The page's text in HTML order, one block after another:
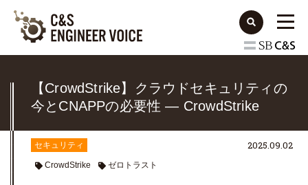
【CrowdStrike】クラウドセキュリティの
今とCNAPPの必要性 ― CrowdStrike
セキュリティ
CrowdStrike ゼロトラスト
2025.09.02